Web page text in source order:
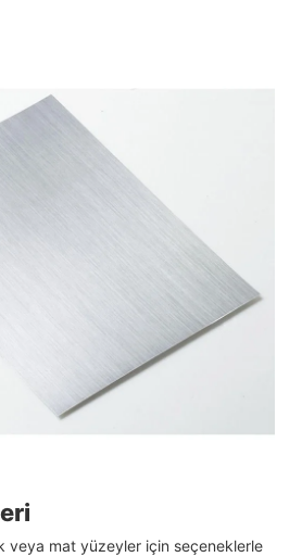
veya mat yüzeyler için seçeneklerle